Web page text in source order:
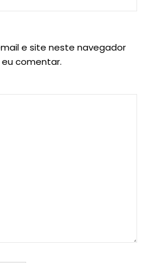
e site neste navegador
comentar.